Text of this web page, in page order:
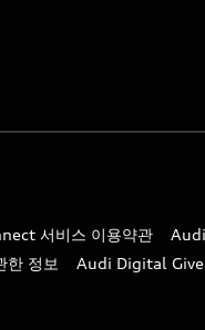
서비스 이용약관
한 정보 Audi Digital